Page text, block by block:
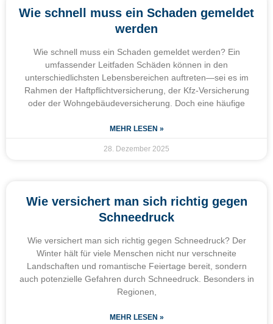
Wie schnell muss ein Schaden gemeldet
werden
Wie schnell muss ein Schaden gemeldet werden? Ein
umfassender Leitfaden Schäden können in den
unterschiedlichsten Lebensbereichen auftreten—sei es im
Rahmen der Haftpflichtversicherung, der Kfz-Versicherung
oder der Wohngebäudeversicherung. Doch eine häufige
MEHR LESEN »
28. Dezember 2025
Wie versichert man sich richtig gegen
Schneedruck
Wie versichert man sich richtig gegen Schneedruck? Der
Winter hält für viele Menschen nicht nur verschneite
Landschaften und romantische Feiertage bereit, sondern
auch potenzielle Gefahren durch Schneedruck. Besonders in
Regionen,
MEHR LESEN »